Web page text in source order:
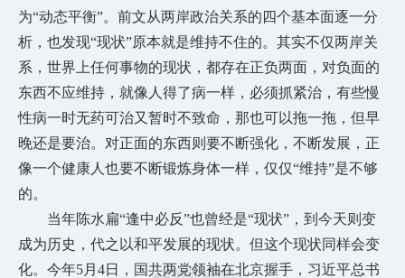
为“动态平衡”。前文从两岸政治关系的四个基本面逐一分
析，也发现“现状”原本就是维持不住的。其实不仅两岸关
系，世界上任何事物的现状，都存在正负两面，对负面的
东西不应维持，就像人得了病一样，必须抓紧治，有些慢
性病一时无药可治又暂时不致命，那也可以拖一拖，但早
晚还是要治。对正面的东西则要不断强化，不断发展，正
像一个健康人也要不断锻炼身体一样，仅仅“维持”是不够
的。
当年陈水扁“逢中必反”也曾经是“现状”，到今天则变
成为历史，代之以和平发展的现状。但这个现状同样会变
化。今年5月4日，国共两党领袖在北京握手，习近平总书